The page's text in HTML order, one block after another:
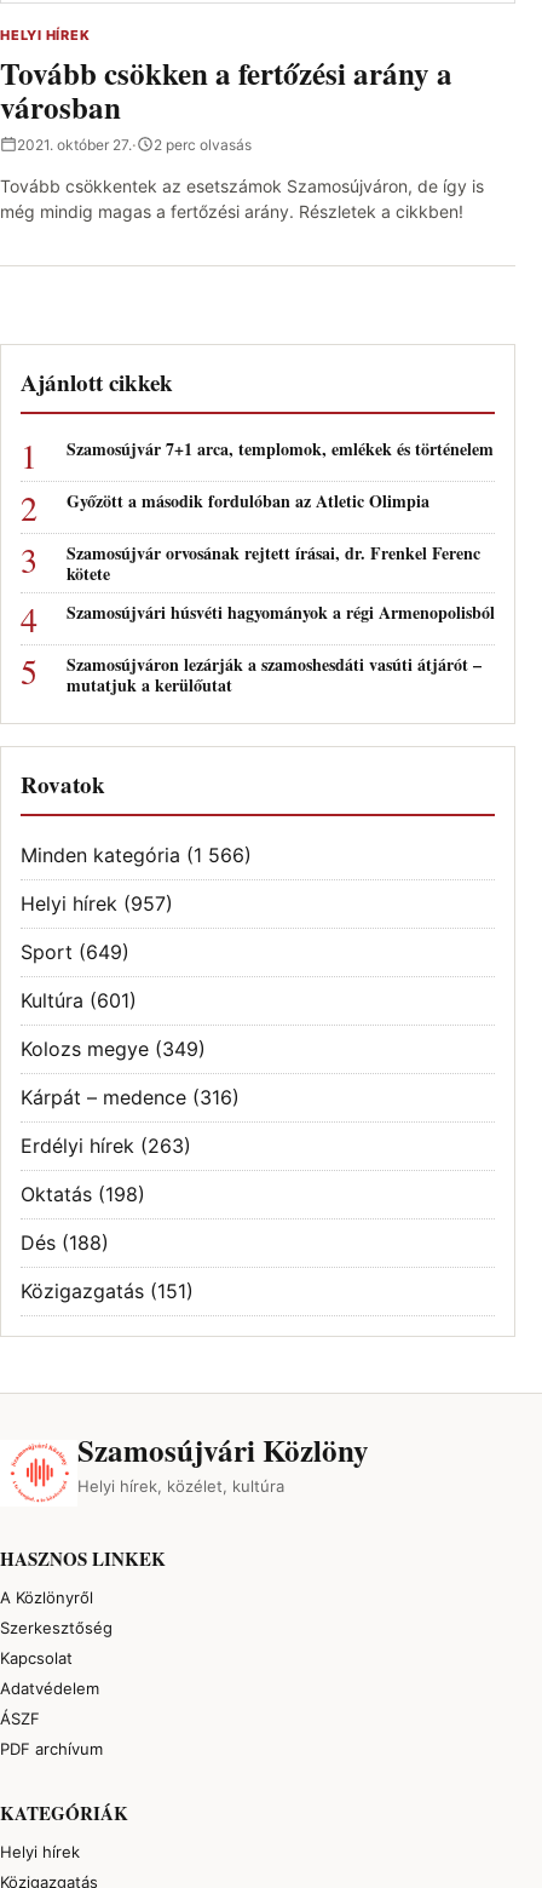
HELYI HÍREK
Tovább csökken a fertőzési arány a
városban
2021. október 27.· 2 perc olvasás
Tovább csökkentek az esetszámok Szamosújváron, de így is
még mindig magas a fertőzési arány. Részletek a cikkben!
Ajánlott cikkek
Szamosújvár 7+1 arca, templomok, emlékek és történelem
Győzött a második fordulóban az Atletic Olimpia
Szamosújvár orvosának rejtett írásai, dr. Frenkel Ferenc
kötete
Szamosújvári húsvéti hagyományok a régi Armenopolisból
Szamosújváron lezárják a szamoshesdáti vasúti átjárót –
mutatjuk a kerülőutat
Rovatok
Minden kategória (1 566)
Helyi hírek (957)
Sport (649)
Kultúra (601)
Kolozs megye (349)
Kárpát – medence (316)
Erdélyi hírek (263)
Oktatás (198)
Dés (188)
Közigazgatás (151)
Szamosújvári Közlöny
Helyi hírek, közélet, kultúra
HASZNOS LINKEK
A Közlönyről
Szerkesztőség
Kapcsolat
Adatvédelem
ÁSZF
PDF archívum
KATEGÓRIÁK
Helyi hírek
Közigazgatás